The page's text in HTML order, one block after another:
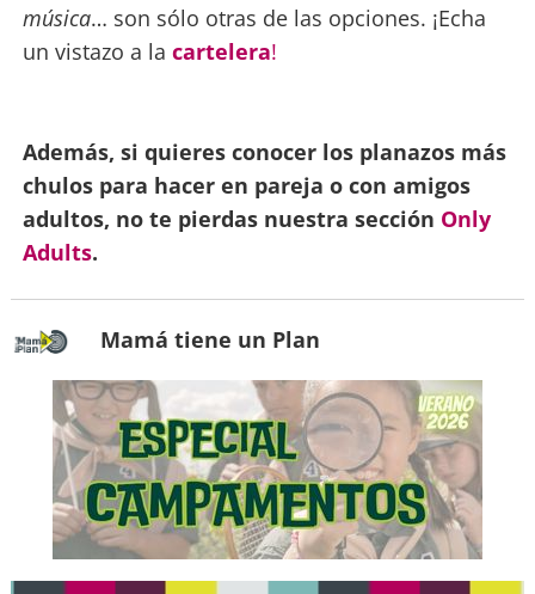
música… son sólo otras de las opciones. ¡Echa
un vistazo a la cartelera!
Además, si quieres conocer los planazos más
chulos para hacer en pareja o con amigos
adultos, no te pierdas nuestra sección Only
Adults.
Mamá tiene un Plan